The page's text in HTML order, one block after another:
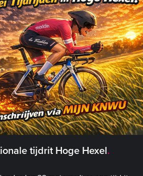
tijdrit Hoge Hexel